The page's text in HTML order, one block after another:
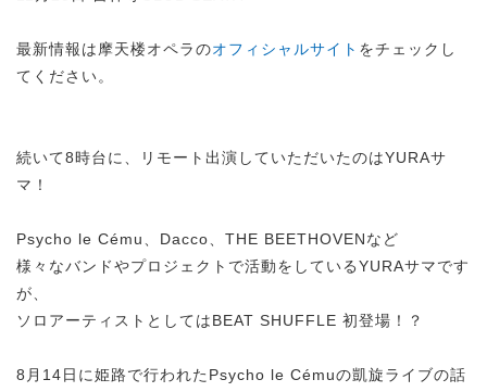
最新情報は摩天楼オペラのオフィシャルサイト をチェックし
てください。
続いて8時台に、リモート出演していただいたのはYURAサ
マ！
Psycho le Cému、Dacco、THE BEETHOVENなど
様々なバンドやプロジェクトで活動をしているYURAサマです
が、
ソロアーティストとしてはBEAT SHUFFLE 初登場！？
8月14日に姫路で行われたPsycho le Cémuの凱旋ライブの話